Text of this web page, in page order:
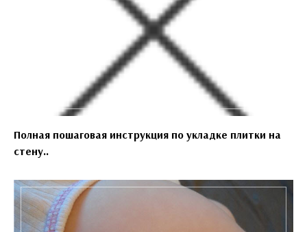
Полная пошаговая инструкция по укладке плитки на
стену..